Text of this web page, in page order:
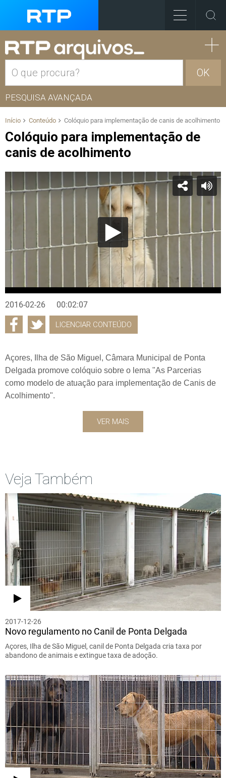
OK
PESQUISA AVANÇADA
Início Conteúdo Colóquio para implementação de canis de acolhimento
Colóquio para implementação de
canis de acolhimento
2016-02-26 00:02:07
LICENCIAR CONTEÚDO
Açores, Ilha de São Miguel, Câmara Municipal de Ponta
Delgada promove colóquio sobre o lema "As Parcerias
como modelo de atuação para implementação de Canis de
Acolhimento".
VER MAIS
Veja Também
2017-12-26
Novo regulamento no Canil de Ponta Delgada
Açores, Ilha de São Miguel, canil de Ponta Delgada cria taxa por
abandono de animais e extingue taxa de adoção.